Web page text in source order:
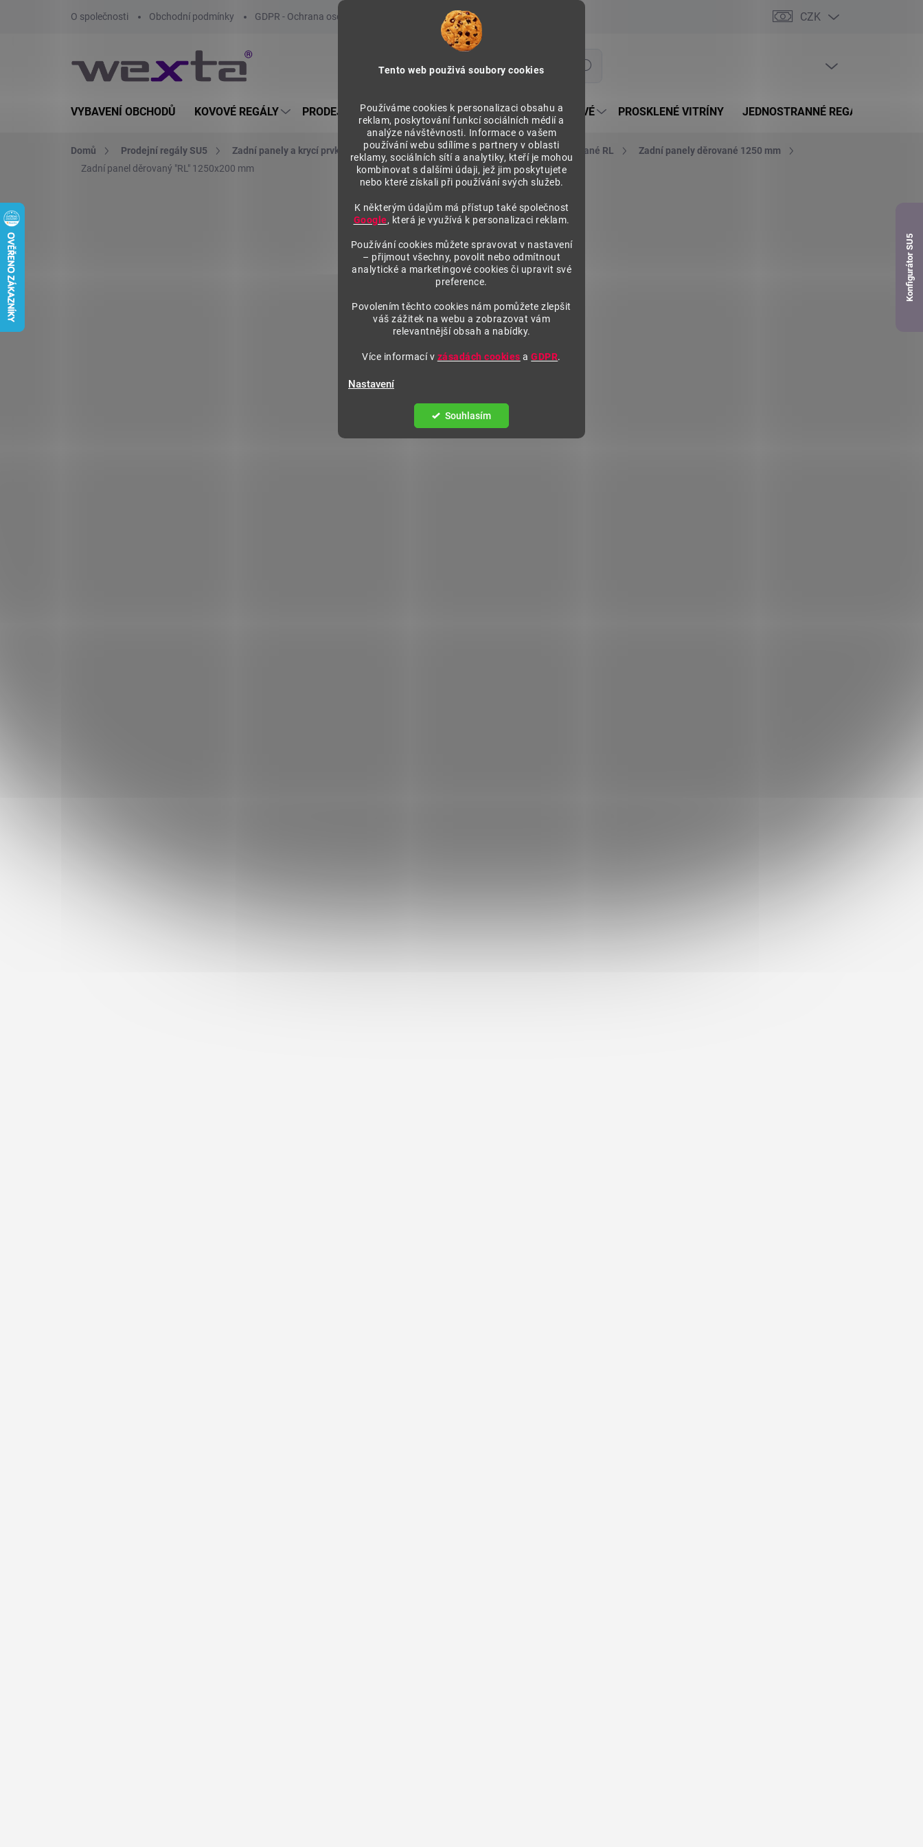
Tento web použivá soubory cookies
Používáme cookies k personalizaci obsahu a
reklam, poskytování funkcí sociálních médií a
analýze návštěvnosti. Informace o vašem
používání webu sdílíme s partnery v oblasti
reklamy, sociálních sítí a analytiky, kteří je mohou
kombinovat s dalšími údaji, jež jim poskytujete
nebo které získali při používání svých služeb.
K některým údajům má přístup také společnost
Google, která je využívá k personalizaci reklam.
Používání cookies můžete spravovat v nastavení
– přijmout všechny, povolit nebo odmítnout
analytické a marketingové cookies či upravit své
preference.
Povolením těchto cookies nám pomůžete zlepšit
váš zážitek na webu a zobrazovat vám
relevantnější obsah a nabídky.
Více informací v zásadách cookies aGDPR.
Nastavení
Souhlasím
O společnosti Obchodní podmínky GDPR - Ochrana osobních údajů Prohlášení o používání COOKIES CZK
Hledat
VYBAVENÍ OBCHODŮ KOVOVÉ REGÁLY PRODEJNÍ REGÁLY SU5 PULTY PRODEJNÍ SEKTOROVÉ PROSKLENÉ VITRÍNY JEDNOSTRANNÉ REGÁLY
Domů Prodejní regály SU5 Zadní panely a krycí prvky, závěsy do děrovaných panelů Zadní panely děrované RL
Zadní panely děrované 1250 mm
Zadní panel děrovaný "RL" 1250x200 mm
Konfigurátor SU5